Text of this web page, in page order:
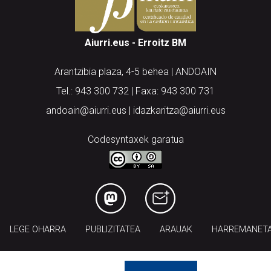
Aiurri.eus - Erroitz BM
Arantzibia plaza, 4-5 behea | ANDOAIN
Tel.: 943 300 732 | Faxa: 943 300 731
andoain@aiurri.eus | idazkaritza@aiurri.eus
Codesyntaxek garatua
LEGE OHARRA PUBLIZITATEA ARAUAK